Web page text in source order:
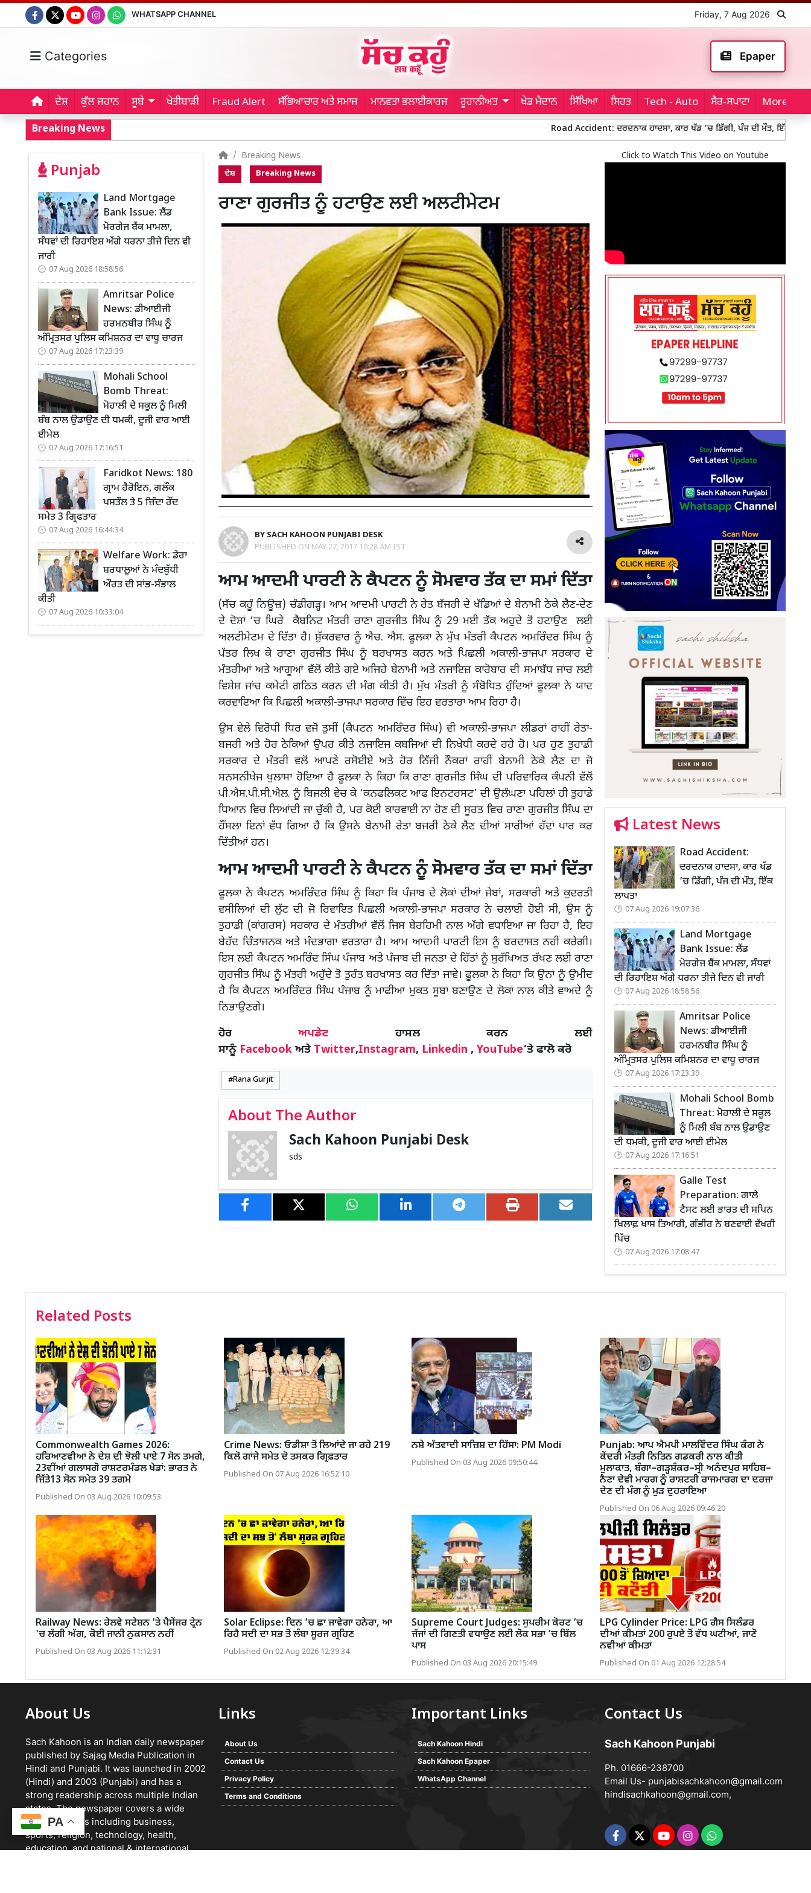
WHATSAPP CHANNEL Friday, 7 Aug 2026
Categories Epaper
ਦੇਸ਼ ਕੁੱਲ ਜਹਾਨ ਸੂਬੇ ਖੇਤੀਬਾੜੀ Fraud Alert ਸੱਭਿਆਚਾਰ ਅਤੇ ਸਮਾਜ ਮਾਨਵਤਾ ਭਲਾਈਕਾਰਜ ਰੂਹਾਨੀਅਤ ਖੇਡ ਮੈਦਾਨ ਸਿੱਖਿਆ ਸਿਹਤ Tech - Auto ਸੈਰ-ਸਪਾਟਾ More...
Breaking News Road Accident: ਦਰਦਨਾਕ ਹਾਦਸਾ, ਕਾਰ ਖੱਡ ’ਚ ਡਿੱਗੀ, ਪੰਜ ਦੀ ਮੌਤ, ਇੱਕ ਲਾਪਤਾ
Punjab
Land Mortgage
Bank Issue: ਲੈਂਡ
ਮੋਰਗੇਜ ਬੈਂਕ ਮਾਮਲਾ,
ਸੰਧਵਾਂ ਦੀ ਰਿਹਾਇਸ਼ ਅੱਗੇ ਧਰਨਾ ਤੀਜੇ ਦਿਨ ਵੀ
ਜਾਰੀ
07 Aug 2026 18:58:56
Amritsar Police
News: ਡੀਆਈਜੀ
ਹਰਮਨਬੀਰ ਸਿੰਘ ਨੂੰ
ਅੰਮ੍ਰਿਤਸਰ ਪੁਲਿਸ ਕਮਿਸ਼ਨਰ ਦਾ ਵਾਧੂ ਚਾਰਜ
07 Aug 2026 17:23:39
Mohali School
Bomb Threat:
ਮੋਹਾਲੀ ਦੇ ਸਕੂਲ ਨੂੰ ਮਿਲੀ
ਬੰਬ ਨਾਲ ਉਡਾਉਣ ਦੀ ਧਮਕੀ, ਦੂਜੀ ਵਾਰ ਆਈ
ਈਮੇਲ
07 Aug 2026 17:16:51
Faridkot News: 180
ਗ੍ਰਾਮ ਹੈਰੋਇਨ, ਗਲੌਕ
ਪਸਤੌਲ ਤੇ 5 ਜ਼ਿੰਦਾ ਰੌਂਦ
ਸਮੇਤ 3 ਗ੍ਰਿਫਤਾਰ
07 Aug 2026 16:44:34
Welfare Work: ਡੇਰਾ
ਸ਼ਰਧਾਲੂਆਂ ਨੇ ਮੰਦਬੁੱਧੀ
ਔਰਤ ਦੀ ਸਾਂਭ-ਸੰਭਾਲ
ਕੀਤੀ
07 Aug 2026 10:33:04
Breaking News
ਦੇਸ਼ Breaking News
ਰਾਣਾ ਗੁਰਜੀਤ ਨੂੰ ਹਟਾਉਣ ਲਈ ਅਲਟੀਮੇਟਮ
BY SACH KAHOON PUNJABI DESK
PUBLISHED ON MAY 27, 2017 10:28 AM IST
ਆਮ ਆਦਮੀ ਪਾਰਟੀ ਨੇ ਕੈਪਟਨ ਨੂੰ ਸੋਮਵਾਰ ਤੱਕ ਦਾ ਸਮਾਂ ਦਿੱਤਾ
(ਸੱਚ ਕਹੂੰ ਨਿਊਜ਼) ਚੰਡੀਗੜ੍ਹ। ਆਮ ਆਦਮੀ ਪਾਰਟੀ ਨੇ ਰੇਤ ਬੱਜਰੀ ਦੇ ਖੱਡਿਆਂ ਦੇ ਬੇਨਾਮੀ ਠੇਕੇ ਲੈਣ-ਦੇਣ
ਦੇ ਦੋਸ਼ਾਂ ‘ਚ ਘਿਰੇ ਕੈਬਨਿਟ ਮੰਤਰੀ ਰਾਣਾ ਗੁਰਜੀਤ ਸਿੰਘ ਨੂੰ 29 ਮਈ ਤੱਕ ਅਹੁਦੇ ਤੋਂ ਹਟਾਉਣ ਲਈ
ਅਲਟੀਮੇਟਮ ਦੇ ਦਿੱਤਾ ਹੈ। ਸ਼ੁੱਕਰਵਾਰ ਨੂੰ ਐਚ. ਐਸ. ਫੂਲਕਾ ਨੇ ਮੁੱਖ ਮੰਤਰੀ ਕੈਪਟਨ ਅਮਰਿੰਦਰ ਸਿੰਘ ਨੂੰ
ਪੱਤਰ ਲਿਖ ਕੇ ਰਾਣਾ ਗੁਰਜੀਤ ਸਿੰਘ ਨੂੰ ਬਰਖਾਸਤ ਕਰਨ ਅਤੇ ਪਿਛਲੀ ਅਕਾਲੀ-ਭਾਜਪਾ ਸਰਕਾਰ ਦੇ
ਮੰਤਰੀਆਂ ਅਤੇ ਆਗੂਆਂ ਵੱਲੋਂ ਕੀਤੇ ਗਏ ਅਜਿਹੇ ਬੇਨਾਮੀ ਅਤੇ ਨਜਾਇਜ਼ ਕਾਰੋਬਾਰ ਦੀ ਸਮਾਂਬੱਧ ਜਾਂਚ ਲਈ
ਵਿਸ਼ੇਸ਼ ਜਾਂਚ ਕਮੇਟੀ ਗਠਿਤ ਕਰਨ ਦੀ ਮੰਗ ਕੀਤੀ ਹੈ। ਮੁੱਖ ਮੰਤਰੀ ਨੂੰ ਸੰਬੋਧਿਤ ਹੁੰਦਿਆਂ ਫੂਲਕਾ ਨੇ ਯਾਦ
ਕਰਵਾਇਆ ਕਿ ਪਿਛਲੀ ਅਕਾਲੀ-ਭਾਜਪਾ ਸਰਕਾਰ ਵਿੱਚ ਇਹ ਵਰਤਾਰਾ ਆਮ ਰਿਹਾ ਹੈ।
ਉਸ ਵੇਲੇ ਵਿਰੋਧੀ ਧਿਰ ਵਜੋਂ ਤੁਸੀਂ (ਕੈਪਟਨ ਅਮਰਿੰਦਰ ਸਿੰਘ) ਵੀ ਅਕਾਲੀ-ਭਾਜਪਾ ਲੀਡਰਾਂ ਰਾਹੀਂ ਰੇਤਾ-
ਬਜਰੀ ਅਤੇ ਹੋਰ ਠੇਕਿਆਂ ਉਪਰ ਕੀਤੇ ਨਜਾਇਜ ਕਬਜਿਆਂ ਦੀ ਨਿਖੇਧੀ ਕਰਦੇ ਰਹੇ ਹੋ। ਪਰ ਹੁਣ ਤੁਹਾਡੀ
ਸਰਕਾਰ ਦੇ ਮੰਤਰੀ ਵਲੋਂ ਆਪਣੇ ਰਸੋਈਏ ਅਤੇ ਹੋਰ ਨਿੱਜੀ ਨੌਕਰਾਂ ਰਾਹੀਂ ਬੇਨਾਮੀ ਠੇਕੇ ਲੈਣ ਦਾ ਜੋ
ਸਨਸਨੀਖੇਜ ਖੁਲਾਸਾ ਹੋਇਆ ਹੈ ਫੂਲਕਾ ਨੇ ਕਿਹਾ ਕਿ ਰਾਣਾ ਗੁਰਜੀਤ ਸਿੰਘ ਦੀ ਪਰਿਵਾਰਿਕ ਕੰਪਨੀ ਵੱਲੋਂ
ਪੀ.ਐਸ.ਪੀ.ਸੀ.ਐਲ. ਨੂੰ ਬਿਜਲੀ ਵੇਚ ਕੇ ‘ਕਨਫਲਿਕਟ ਆਫ ਇਨਟਰਸਟ’ ਦੀ ਉਲੰਘਣਾ ਪਹਿਲਾਂ ਹੀ ਤੁਹਾਡੇ
ਧਿਆਨ ਵਿਚ ਲਿਆਂਦੀ ਜਾ ਚੁੱਕੀ ਹੈ, ਪਰ ਕੋਈ ਕਾਰਵਾਈ ਨਾ ਹੋਣ ਦੀ ਸੂਰਤ ਵਿਚ ਰਾਣਾ ਗੁਰਜੀਤ ਸਿੰਘ ਦਾ
ਹੌਂਸਲਾ ਇਨਾਂ ਵੱਧ ਗਿਆ ਹੈ ਕਿ ਉਸਨੇ ਬੇਨਾਮੀ ਰੇਤਾ ਬਜਰੀ ਠੇਕੇ ਲੈਣ ਦੀਆਂ ਸਾਰੀਆਂ ਹੱਦਾਂ ਪਾਰ ਕਰ
ਦਿੱਤੀਆਂ ਹਨ।
ਆਮ ਆਦਮੀ ਪਾਰਟੀ ਨੇ ਕੈਪਟਨ ਨੂੰ ਸੋਮਵਾਰ ਤੱਕ ਦਾ ਸਮਾਂ ਦਿੱਤਾ
ਫੂਲਕਾ ਨੇ ਕੈਪਟਨ ਅਮਰਿੰਦਰ ਸਿੰਘ ਨੂੰ ਕਿਹਾ ਕਿ ਪੰਜਾਬ ਦੇ ਲੋਕਾਂ ਦੀਆਂ ਜੇਬਾਂ, ਸਰਕਾਰੀ ਅਤੇ ਕੁਦਰਤੀ
ਵਸੀਲਿਆਂ ਦੀ ਲੁੱਟ ਦੀ ਜੋ ਰਿਵਾਇਤ ਪਿਛਲੀ ਅਕਾਲੀ-ਭਾਜਪਾ ਸਰਕਾਰ ਨੇ ਚਲਾਈ ਹੋਈ ਸੀ, ਉਸ ਨੂੰ
ਤੁਹਾਡੀ (ਕਾਂਗਰਸ) ਸਰਕਾਰ ਦੇ ਮੰਤਰੀਆਂ ਵੱਲੋਂ ਜਿਸ ਬੇਰਹਿਮੀ ਨਾਲ ਅੱਗੇ ਵਧਾਇਆ ਜਾ ਰਿਹਾ ਹੈ, ਇਹ
ਬੇਹੱਦ ਚਿੰਤਾਜਨਕ ਅਤੇ ਮੰਦਭਾਗਾ ਵਰਤਾਰਾ ਹੈ। ਆਮ ਆਦਮੀ ਪਾਰਟੀ ਇਸ ਨੂੰ ਬਰਦਾਸ਼ਤ ਨਹੀਂ ਕਰੇਗੀ।
ਇਸ ਲਈ ਕੈਪਟਨ ਅਮਰਿੰਦ ਸਿੰਘ ਪੰਜਾਬ ਅਤੇ ਪੰਜਾਬ ਦੀ ਜਨਤਾ ਦੇ ਹਿੱਤਾਂ ਨੂੰ ਸੁਰੱਖਿਅਤ ਰੱਖਣ ਲਈ ਰਾਣਾ
ਗੁਰਜੀਤ ਸਿੰਘ ਨੂੰ ਮੰਤਰੀ ਅਹੁੱਦੇ ਤੋਂ ਤੁਰੰਤ ਬਰਖਾਸਤ ਕਰ ਦਿੱਤਾ ਜਾਵੇ। ਫੂਲਕਾ ਨੇ ਕਿਹਾ ਕਿ ਉਨਾਂ ਨੂੰ ਉਮੀਦ
ਹੈ ਕਿ ਕੈਪਟਨ ਅਮਰਿੰਦਰ ਸਿੰਘ ਪੰਜਾਬ ਨੂੰ ਮਾਫੀਆ ਮੁਕਤ ਸੂਬਾ ਬਣਾਉਣ ਦੇ ਲੋਕਾਂ ਨਾਲ ਕੀਤੇ ਵਾਅਦੇ ਨੂੰ
ਨਿਭਾਉਣਗੇ।
ਹੋਰਅਪਡੇਟ ਹਾਸਲ ਕਰਨ ਲਈ
ਸਾਨੂੰ Facebook ਅਤੇ Twitter,Instagram, Linkedin , YouTube‘ਤੇ ਫਾਲੋ ਕਰੋ
Rana Gurjit
About The Author
Sach Kahoon Punjabi Desk
sds
Click to Watch This Video on Youtube
Latest News
Road Accident:
ਦਰਦਨਾਕ ਹਾਦਸਾ, ਕਾਰ ਖੱਡ
’ਚ ਡਿੱਗੀ, ਪੰਜ ਦੀ ਮੌਤ, ਇੱਕ
ਲਾਪਤਾ
07 Aug 2026 19:07:36
Land Mortgage
Bank Issue: ਲੈਂਡ
ਮੋਰਗੇਜ ਬੈਂਕ ਮਾਮਲਾ, ਸੰਧਵਾਂ
ਦੀ ਰਿਹਾਇਸ਼ ਅੱਗੇ ਧਰਨਾ ਤੀਜੇ ਦਿਨ ਵੀ ਜਾਰੀ
07 Aug 2026 18:58:56
Amritsar Police
News: ਡੀਆਈਜੀ
ਹਰਮਨਬੀਰ ਸਿੰਘ ਨੂੰ
ਅੰਮ੍ਰਿਤਸਰ ਪੁਲਿਸ ਕਮਿਸ਼ਨਰ ਦਾ ਵਾਧੂ ਚਾਰਜ
07 Aug 2026 17:23:39
Mohali School Bomb
Threat: ਮੋਹਾਲੀ ਦੇ ਸਕੂਲ
ਨੂੰ ਮਿਲੀ ਬੰਬ ਨਾਲ ਉਡਾਉਣ
ਦੀ ਧਮਕੀ, ਦੂਜੀ ਵਾਰ ਆਈ ਈਮੇਲ
07 Aug 2026 17:16:51
Galle Test
Preparation: ਗਾਲੇ
ਟੈਸਟ ਲਈ ਭਾਰਤ ਦੀ ਸਪਿਨ
ਖਿਲਾਫ਼ ਖਾਸ ਤਿਆਰੀ, ਗੰਭੀਰ ਨੇ ਬਣਵਾਈ ਵੱਖਰੀ
ਪਿੱਚ
07 Aug 2026 17:08:47
Related Posts
Commonwealth Games 2026:
ਹਰਿਆਣਵੀਆਂ ਨੇ ਦੇਸ਼ ਦੀ ਝੋਲੀ ਪਾਏ 7 ਸੋਨ ਤਮਗੇ,
23ਵੀਂਆਂ ਗਲਾਸਗੋ ਰਾਸ਼ਟਰਮੰਡਲ ਖੇਡਾਂ: ਭਾਰਤ ਨੇ
ਜਿੱਤੇ13 ਸੋਨ ਸਮੇਤ 39 ਤਗਮੇ
Published On 03 Aug 2026 10:09:53
Crime News: ਓਡੀਸ਼ਾ ਤੋਂ ਲਿਆਂਦੇ ਜਾ ਰਹੇ 219
ਕਿਲੋ ਗਾਂਜੇ ਸਮੇਤ ਦੋ ਤਸਕਰ ਗ੍ਰਿਫ਼ਤਾਰ
Published On 07 Aug 2026 16:52:10
ਨਸ਼ੇ ਅੱਤਵਾਦੀ ਸਾਜ਼ਿਸ਼ ਦਾ ਹਿੱਸਾ: PM Modi
Published On 03 Aug 2026 09:50:44
Punjab: ਆਪ ਐਮਪੀ ਮਾਲਵਿੰਦਰ ਸਿੰਘ ਕੰਗ ਨੇ
ਕੇਂਦਰੀ ਮੰਤਰੀ ਨਿਤਿਨ ਗਡਕਰੀ ਨਾਲ ਕੀਤੀ
ਮੁਲਾਕਾਤ, ਬੰਗਾ–ਗੜ੍ਹਸ਼ੰਕਰ–ਸ੍ਰੀ ਅਨੰਦਪੁਰ ਸਾਹਿਬ–
ਨੈਣਾ ਦੇਵੀ ਮਾਰਗ ਨੂੰ ਰਾਸ਼ਟਰੀ ਰਾਜਮਾਰਗ ਦਾ ਦਰਜਾ
ਦੇਣ ਦੀ ਮੰਗ ਨੂੰ ਮੁੜ ਦੁਹਰਾਇਆ
Published On 06 Aug 2026 09:46:20
Railway News: ਰੇਲਵੇ ਸਟੇਸ਼ਨ 'ਤੇ ਪੈਸੇਂਜਰ ਟ੍ਰੇਨ
'ਚ ਲੱਗੀ ਅੱਗ, ਕੋਈ ਜਾਨੀ ਨੁਕਸਾਨ ਨਹੀਂ
Published On 03 Aug 2026 11:12:31
Solar Eclipse: ਦਿਨ ’ਚ ਛਾ ਜਾਵੇਗਾ ਹਨੇਰਾ, ਆ
ਰਿਹੈ ਸਦੀ ਦਾ ਸਭ ਤੋਂ ਲੰਬਾ ਸੂਰਜ ਗ੍ਰਹਿਣ
Published On 02 Aug 2026 12:39:34
Supreme Court Judges: ਸੁਪਰੀਮ ਕੋਰਟ ’ਚ
ਜੱਜਾਂ ਦੀ ਗਿਣਤੀ ਵਧਾਉਣ ਲਈ ਲੋਕ ਸਭਾ ’ਚ ਬਿੱਲ
ਪਾਸ
Published On 03 Aug 2026 20:15:49
LPG Cylinder Price: LPG ਗੈਸ ਸਿਲੰਡਰ
ਦੀਆਂ ਕੀਮਤਾਂ 200 ਰੁਪਏ ਤੋਂ ਵੱਧ ਘਟੀਆਂ, ਜਾਣੋ
ਨਵੀਆਂ ਕੀਮਤਾਂ
Published On 01 Aug 2026 12:28:54
About Us
Sach Kahoon is an Indian daily newspaper
published by Sajag Media Publication in
Hindi and Punjabi. It was launched in 2002
(Hindi) and 2003 (Punjabi) and has a
strong readership across multiple Indian
states. The newspaper covers a wide
range of topics including business,
sports, religion, technology, health,
education, and national & international
Links
About Us
Contact Us
Privacy Policy
Terms and Conditions
Important Links
Sach Kahoon Hindi
Sach Kahoon Epaper
WhatsApp Channel
Contact Us
Sach Kahoon Punjabi
Ph. 01666-238700
Email Us- punjabisachkahoon@gmail.com
hindisachkahoon@gmail.com,
PA